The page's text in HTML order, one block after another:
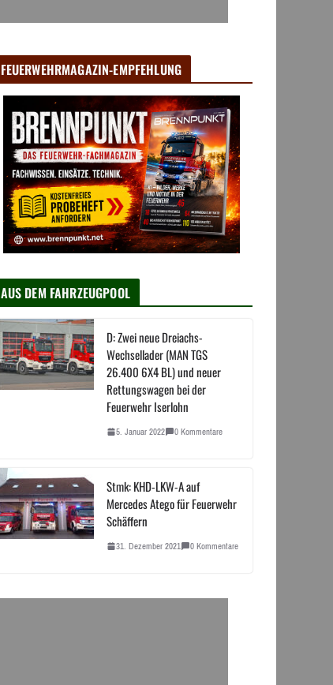
FEUERWEHRMAGAZIN-EMPFEHLUNG
AUS DEM FAHRZEUGPOOL
D: Zwei neue Dreiachs-
Wechsellader (MAN TGS
26.400 6X4 BL) und neuer
Rettungswagen bei der
Feuerwehr Iserlohn
5. Januar 2022 0 Kommentare
Stmk: KHD-LKW-A auf
Mercedes Atego für Feuerwehr
Schäffern
31. Dezember 2021 0 Kommentare